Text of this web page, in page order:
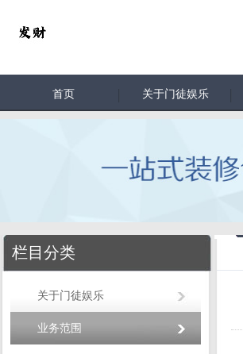
首页 关于门徒娱乐
栏目分类
关于门徒娱乐
业务范围